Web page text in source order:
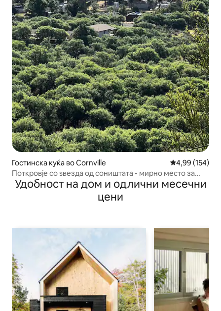
Гостинска куќа во Cornville Просечна
4,99 (154)
Поткровје со ѕвезда од соништата - мирно место за
одмор
Удобност на дом и одлични месечни
цени